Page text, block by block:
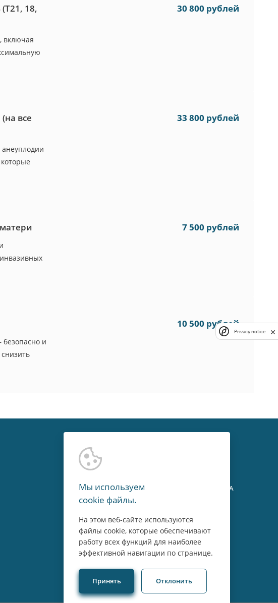
18,
включая
30 800 рублей
все
33 800 рублей
7 500 рублей
и
10 500 рублей
г. Москва, Мичуринский пр-т, 15А
Пн-Пт: 09:00 - 18:00
Мы используем
cookie файлы.
На этом веб-сайте используются
файлы cookie, которые обеспечивают
работу всех функций для наиболее
эффективной навигации по странице.
Принять Отклонить
Privacy notice